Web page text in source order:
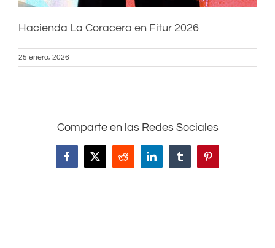
Hacienda La Coracera en Fitur 2026
25 enero, 2026
Comparte en las Redes Sociales
Facebook
X Reddit LinkedInTumblrPinterest